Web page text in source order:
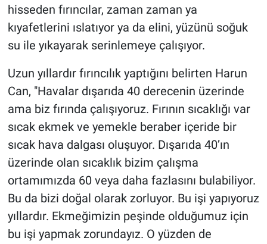
hisseden fırıncılar, zaman zaman ya
kıyafetlerini ıslatıyor ya da elini, yüzünü soğuk
su ile yıkayarak serinlemeye çalışıyor.
Uzun yıllardır fırıncılık yaptığını belirten Harun
Can, "Havalar dışarıda 40 derecenin üzerinde
ama biz fırında çalışıyoruz. Fırının sıcaklığı var
sıcak ekmek ve yemekle beraber içeride bir
sıcak hava dalgası oluşuyor. Dışarıda 40’ın
üzerinde olan sıcaklık bizim çalışma
ortamımızda 60 veya daha fazlasını bulabiliyor.
Bu da bizi doğal olarak zorluyor. Bu işi yapıyoruz
yıllardır. Ekmeğimizin peşinde olduğumuz için
bu işi yapmak zorundayız. O yüzden de